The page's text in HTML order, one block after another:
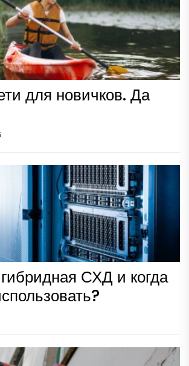
для новичков. Да
СХД и когда